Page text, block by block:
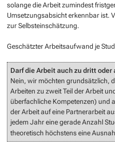
solange die Arbeit zumindest
Umsetzungsabsicht erkennbar ist.
zur Selbsteinschätzung.
Geschätzter Arbeitsaufwand je
Darf die Arbeit auch zu dritt
Nein, wir möchten grundsätzlich,
Arbeiten zu zweit Teil der Arbeit
überfachliche Kompetenzen) und
der Arbeit auf eine Partnerarbeit
jedem Jahr eine gerade Anzahl
theoretisch höchstens eine